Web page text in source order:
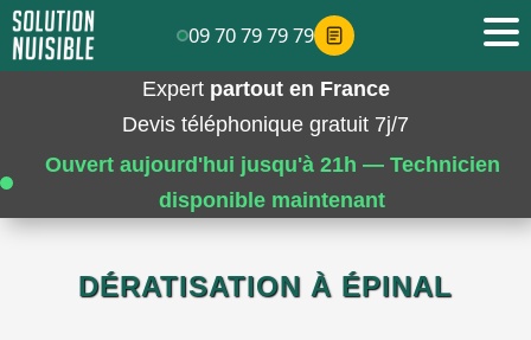
Expert partout en France
Devis téléphonique gratuit 7j/7
Ouvert aujourd'hui jusqu'à 21h — Technicien
disponible maintenant
DÉRATISATION À ÉPINAL
09 70 79 79 79